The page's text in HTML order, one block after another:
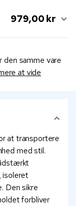
979,00 kr
samme vare
at vide
at transportere
med stil.
isoleret
Den sikre
forbliver